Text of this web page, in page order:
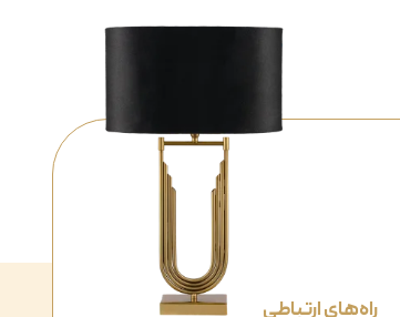
راه‌های ارتباطی